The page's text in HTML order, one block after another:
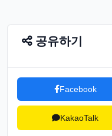
공유하기
Facebook
KakaoTalk